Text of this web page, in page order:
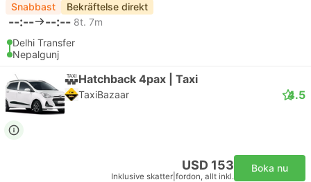
Snabbast Bekräftelse direkt
--:-- --:-- 8t. 7m
Delhi Transfer
Nepalgunj
Hatchback 4pax | Taxi
TaxiBazaar 4.5
USD 153
Inklusive skatter fordon, allt inkl.
Boka nu